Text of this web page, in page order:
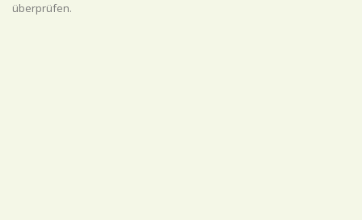
überprüfen.